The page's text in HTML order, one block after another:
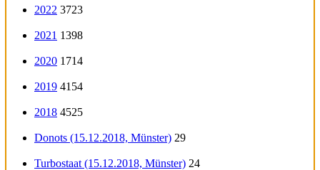
2022 3723
2021 1398
2020 1714
2019 4154
2018 4525
Donots (15.12.2018, Münster) 29
Turbostaat (15.12.2018, Münster) 24